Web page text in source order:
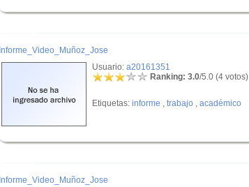
Informe_Video_Muñoz_Jose
Usuario: a20161351
Ranking: 3.0/5.0 (4 votos)
Etiquetas: informe , trabajo , académico
Informe_Video_Muñoz_Jose